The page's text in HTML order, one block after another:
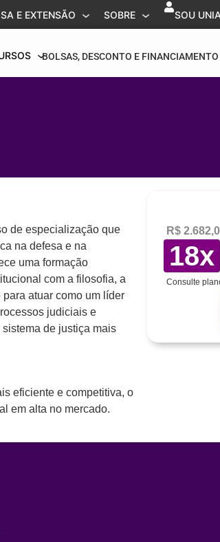
E EXTENSÃO SOBRE SOU
BOLSAS, DESCONTO E FINANCIAMENTO
de especialização que
na defesa e na
uma formação
com a filosofia, a
atuar como um líder
judiciais e
de justiça mais
eficiente e competitiva, o
em alta no mercado.
R$
18x
Consulte